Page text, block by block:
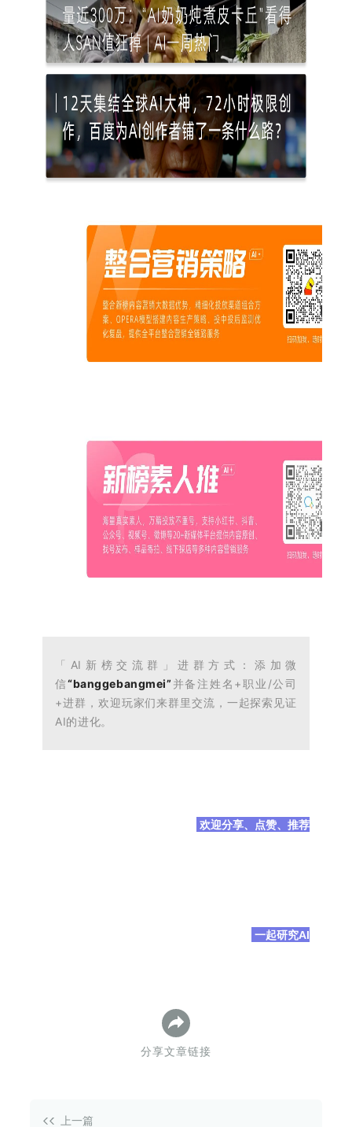
「 AI新榜交流群」进群方式：添加微
信“banggebangmei” 并备注姓名 +职业/公司
+进群 ，欢迎玩家们来群里交流，一起探索见证
AI的进化。
欢迎分享、点赞、推荐
一起研究AI
分享文章链接
上一篇